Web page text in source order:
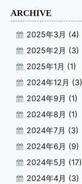
ARCHIVE
2025年3月 (4)
2025年2月 (3)
2025年1月 (1)
2024年12月 (3)
2024年9月 (1)
2024年8月 (1)
2024年7月 (3)
2024年6月 (9)
2024年5月 (17)
2024年4月 (3)